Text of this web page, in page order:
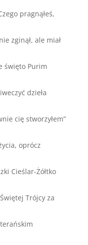
pragnąłeś,
zginął, ale miał
święto Purim
dzieła
cię stworzyłem”
oprócz
Cieślar-Żółtko
Trójcy za